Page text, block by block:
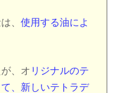
、使用する油によ
、オ リジナルのテ
、新しいテトラデ